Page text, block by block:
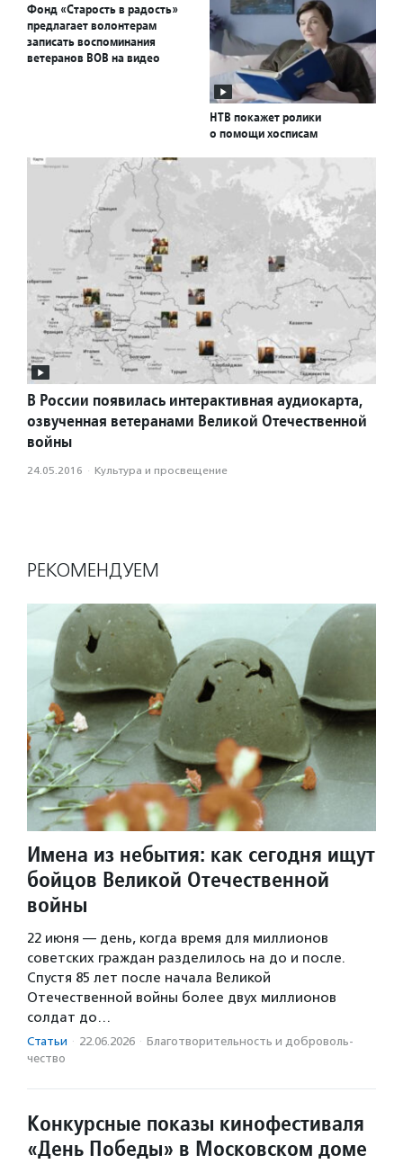
Фонд «Старость в радость»
предлагает волонтерам
записать воспоминания
ветеранов ВОВ на видео
НТВ покажет ролики
о помощи хосписам
В России появилась интерактивная аудиокарта,
озвученная ветеранами Великой Отечественной
войны
24.05.2016 · Культура и просвещение
РЕКОМЕНДУЕМ
Имена из небытия: как сегодня ищут
бойцов Великой Отечественной
войны
22 июня — день, когда время для миллионов
советских граждан разделилось на до и после.
Спустя 85 лет после начала Великой
Отечественной войны более двух миллионов
солдат до…
Статьи · 22.06.2026 · Благотвори­тель­ность и доброволь­
чест­во
Конкурсные показы кинофестиваля
«День Победы» в Московском доме